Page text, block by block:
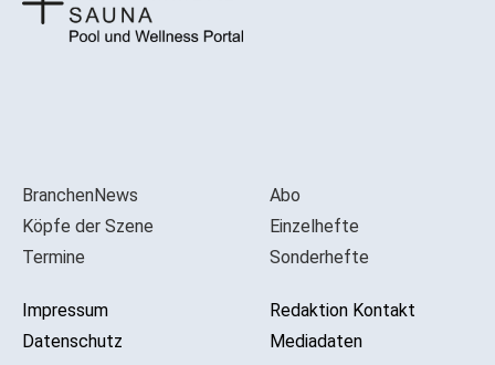
BranchenNews
Köpfe der Szene
Termine
Impressum
Datenschutz
Abo
Einzelhefte
Sonderhefte
Redaktion Kontakt
Mediadaten